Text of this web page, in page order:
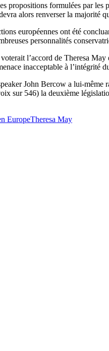
formulées par
alors renverser la majorité
européennes ont été
personnalités
l’accord de Theresa
inacceptable à l’intégrité
John Bercow a lui-
sur 546) la deuxième
EuropeTheresa May